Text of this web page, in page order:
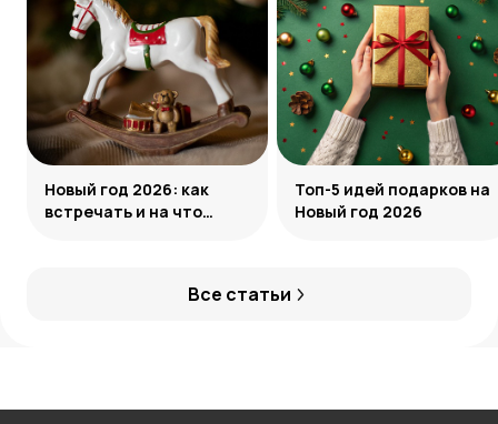
Все статьи
Новый год 2026: как
встречать и на что
Топ-5 идей подарков на
Новый год 2026